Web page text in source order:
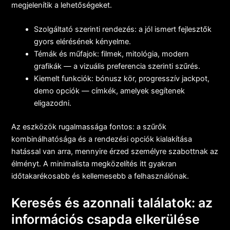
megjelenítik a lehetőségeket.
Szolgáltató szerinti rendezés: a jól ismert fejlesztők
gyors elérésének kényelme.
Témák és műfajok: filmek, mitológia, modern
grafikák — a vizuális preferencia szerinti szűrés.
Kiemelt funkciók: bónusz kör, progresszív jackpot,
demo opciók — címkék, amelyek segítenek
eligazodni.
Az eszközök rugalmassága fontos: a szűrők
kombinálhatósága és a rendezési opciók kialakítása
hatással van arra, mennyire érzed személyre szabottnak az
élményt. A minimalista megközelítés itt gyakran
időtakarékosabb és kellemesebb a felhasználónak.
Keresés és azonnali találatok: az
információs csapda elkerülése